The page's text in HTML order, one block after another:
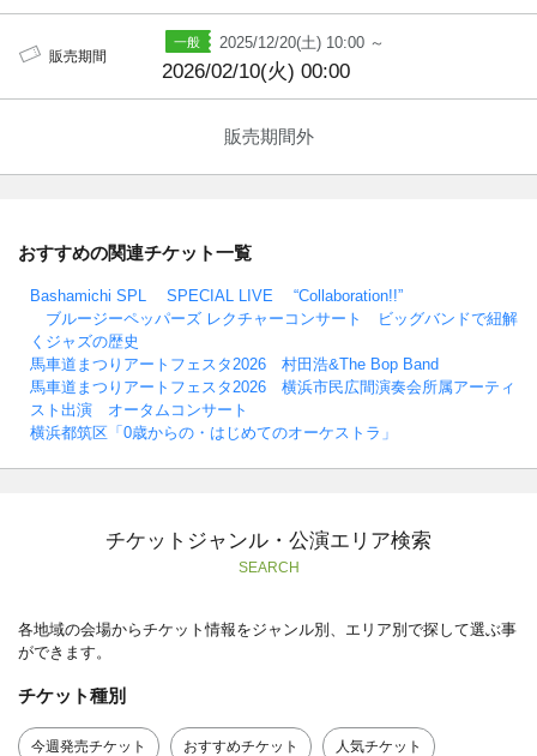
販売期間
2025/12/20(土) 10:00 ～
2026/02/10(火) 00:00
販売期間外
おすすめの関連チケット一覧
Bashamichi SPL SPECIAL LIVE “Collaboration!!”
ブルージーペッパーズ レクチャーコンサート ビッグバンドで紐解
くジャズの歴史
馬車道まつりアートフェスタ2026 村田浩&The Bop Band
馬車道まつりアートフェスタ2026 横浜市民広間演奏会所属アーティ
スト出演 オータムコンサート
横浜都筑区「0歳からの・はじめてのオーケストラ」
チケットジャンル・公演エリア検索
SEARCH
各地域の会場からチケット情報をジャンル別、エリア別で探して選ぶ事
ができます。
チケット種別
今週発売チケット おすすめチケット 人気チケット